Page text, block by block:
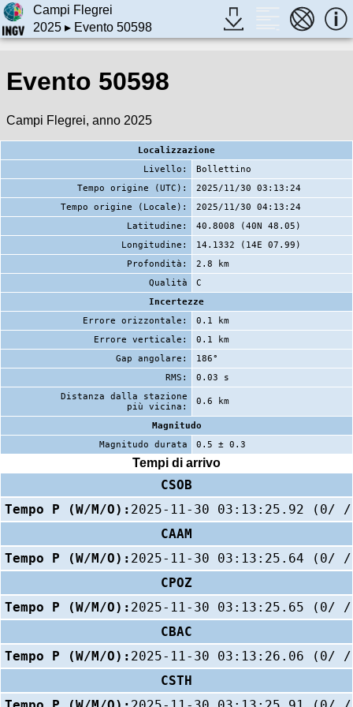
Campi Flegrei
2025▸ Evento 50598
Evento 50598
Campi Flegrei, anno 2025
Localizzazione
Livello:
Bollettino
Tempo origine (UTC):
2025/11/30 03:13:24
Tempo origine (Locale):
2025/11/30 04:13:24
Latitudine:
40.8008 (40N 48.05)
Longitudine:
14.1332 (14E 07.99)
Profondità:
2.8 km
Qualità
C
Incertezze
Errore orizzontale:
0.1 km
Errore verticale:
0.1 km
Gap angolare:
186°
RMS:
0.03 s
Distanza dalla stazione
più vicina:
0.6 km
Magnitudo
Magnitudo durata
0.5 ± 0.3
Tempi di arrivo
CSOB
Tempo P (W/M/O): 2025-11-30 03:13:25.92 (0/
CAAM
Tempo P (W/M/O): 2025-11-30 03:13:25.64 (0/
CPOZ
Tempo P (W/M/O): 2025-11-30 03:13:25.65 (0/
CBAC
Tempo P (W/M/O): 2025-11-30 03:13:26.06 (0/
CSTH